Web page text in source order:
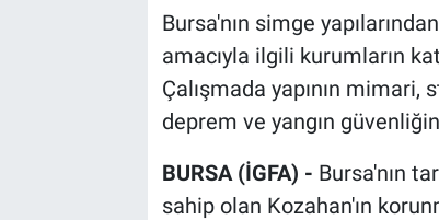
Bursa'nın simge
amacıyla ilgili kurumların
Çalışmada yapının
deprem ve yangın
BURSA (İGFA) - Bursa'nın
sahip olan Kozahan'ın